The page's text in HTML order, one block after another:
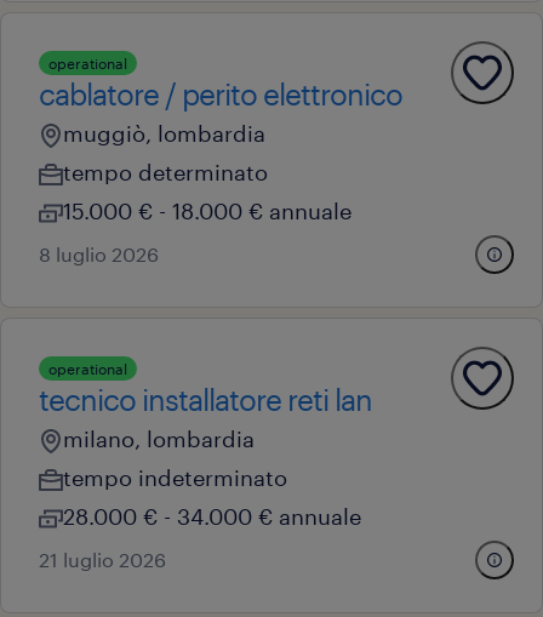
operational
cablatore / perito elettronico
muggiò, lombardia
tempo determinato
15.000 € - 18.000 € annuale
8 luglio 2026
operational
tecnico installatore reti lan
milano, lombardia
tempo indeterminato
28.000 € - 34.000 € annuale
21 luglio 2026